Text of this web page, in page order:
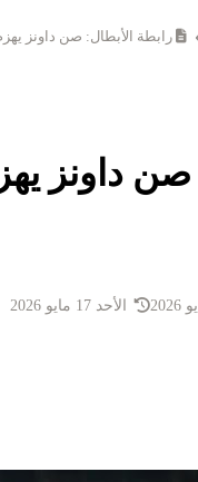
رابطة الأبطال: صن داونز
صن داونز
الأحد 17 مايو 2026